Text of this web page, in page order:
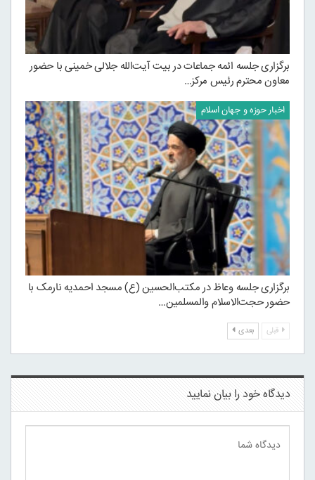
برگزاری جلسه ائمه جماعات در بیت آیت‌الله جلالی خمینی با حضور
معاون محترم رئیس مرکز…
اخبار حوزه و جهان اسلام
برگزاری جلسه وعاظ در مکتب‌الحسین (ع) مسجد احمدیه نارمک با
حضور حجت‌الاسلام والمسلمین…
قبلی بعدی
دیدگاه خود را بیان نمایید